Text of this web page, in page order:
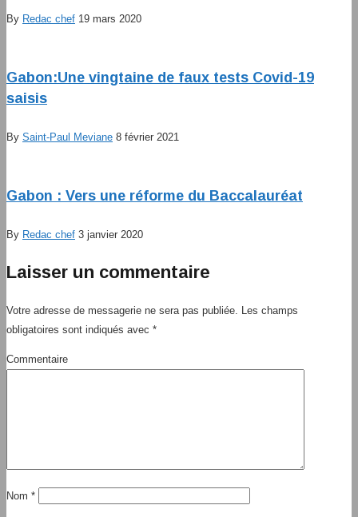
By Redac chef 19 mars 2020
Gabon:Une vingtaine de faux tests Covid-19
saisis
By Saint-Paul Meviane 8 février 2021
Gabon : Vers une réforme du Baccalauréat
By Redac chef 3 janvier 2020
Laisser un commentaire
Votre adresse de messagerie ne sera pas publiée. Les champs
obligatoires sont indiqués avec *
Commentaire
Nom *